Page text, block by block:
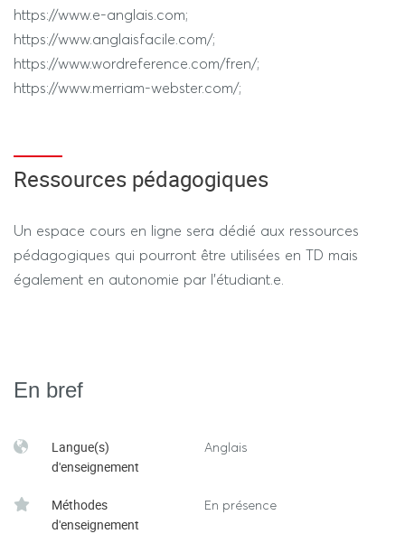
- durée de l'épreuve : entre 2 et 10 minutes
CONTRÔLE DÉROGATOIRE POUR LES ÉTUDIANT.ES
INSCRIT.ES EN SCIENCES DE L’ÉDUCATION ET EN SANTÉ
- 1 examen terminal sur table
- compétences évaluées : COMPRÉHENSION DE L’ÉCRIT
- proportion de la note : 100%
- durée de l'épreuve : 2h
https://www.e-anglais.com;
https://www.anglaisfacile.com/;
https://www.wordreference.com/fren/;
https://www.merriam-webster.com/;
Ressources pédagogiques
Un espace cours en ligne sera dédié aux ressources
pédagogiques qui pourront être utilisées en TD mais
également en autonomie par l’étudiant.e.
En bref
Langue(s)
d'enseignement
Anglais
Méthodes
d'enseignement
En présence